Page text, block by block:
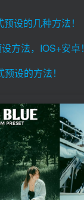
设的几种方法！
方法，IOS+安卓！
设的方法！